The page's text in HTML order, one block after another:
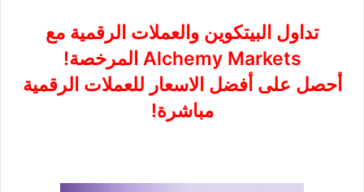
تداول البيتكوين والعملات الرقمية مع
Alchemy Markets المرخصة!
أحصل على أفضل الاسعار للعملات الرقمية
مباشرة!